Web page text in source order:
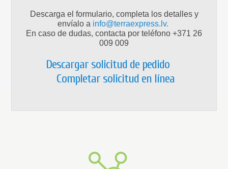
Descarga el formulario, completa los detalles y
envíalo a info@terraexpress.lv.
En caso de dudas, contacta por teléfono +371 26
009 009
Descargar solicitud de pedido
Completar solicitud en línea